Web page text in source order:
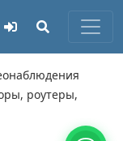
роутеры,